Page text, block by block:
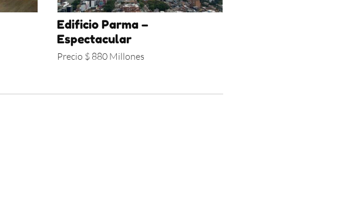
Edificio Parma –
Espectacular
Precio $ 880 Millones